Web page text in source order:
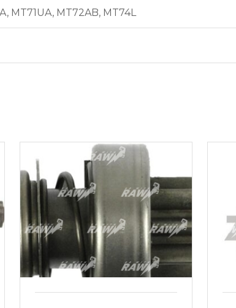
MT71UA, MT72AB, MT74L